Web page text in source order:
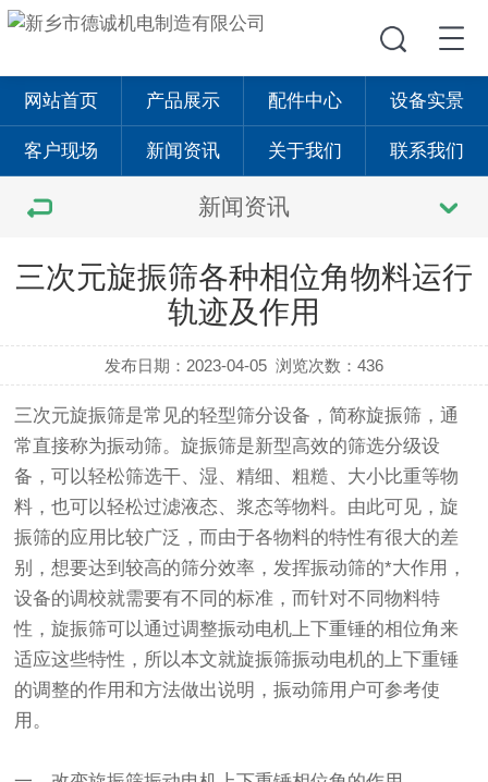
网站首页 产品展示 配件中心 设备实景
客户现场 新闻资讯 关于我们 联系我们
新闻资讯
三次元旋振筛各种相位角物料运行
轨迹及作用
发布日期：2023-04-05 浏览次数：436
三次元旋振筛是常见的轻型筛分设备，简称旋振筛 ，通
常直接称为振动筛。旋振筛是新型高效的筛选分级设
备，可以轻松筛选干、湿、精细、粗糙、大小比重等物
料，也可以轻松过滤液态、浆态等物料。由此可见，旋
振筛的应用比较广泛，而由于各物料的特性有很大的差
别，想要达到较高的筛分效率，发挥振动筛的*大作用，
设备的调校就需要有不同的标准，而针对不同物料特
性，旋振筛可以通过调整振动电机上下重锤的相位角来
适应这些特性，所以本文就旋振筛振动电机的上下重锤
的调整的作用和方法做出说明，振动筛用户可参考使
用。